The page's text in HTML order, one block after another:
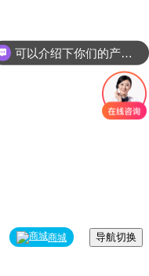
商城 导航切换
可以介绍下你们的产品么